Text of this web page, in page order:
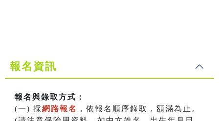
報名資訊
報名與錄取方式：
(一) 採網路報名
，依報名順序錄取，額滿為止。